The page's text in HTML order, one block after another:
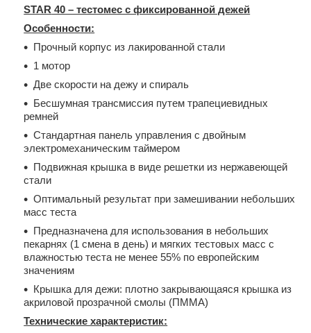
STAR 40 – тестомес с фиксированной дежей
Особенности:
Прочный корпус из лакированной стали
1 мотор
Две скорости на дежу и спираль
Бесшумная трансмиссия путем трапециевидных
ремней
Стандартная панель управления с двойным
электромеханическим таймером
Подвижная крышка в виде решетки из нержавеющей
стали
Оптимальный результат при замешивании небольших
масс теста
Предназначена для использования в небольших
пекарнях (1 смена в день) и мягких тестовых масс с
влажностью теста не менее 55% по европейским
значениям
Крышка для дежи: плотно закрывающаяся крышка из
акриловой прозрачной смолы (ПММА)
Технические характеристик: